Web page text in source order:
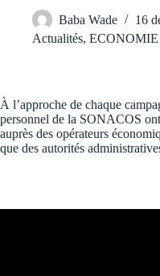
Baba Wade
16
Actualités, ECONOMIE
À l’approche de chaque
personnel de la SONACOS
auprès des opérateurs
que des autorités